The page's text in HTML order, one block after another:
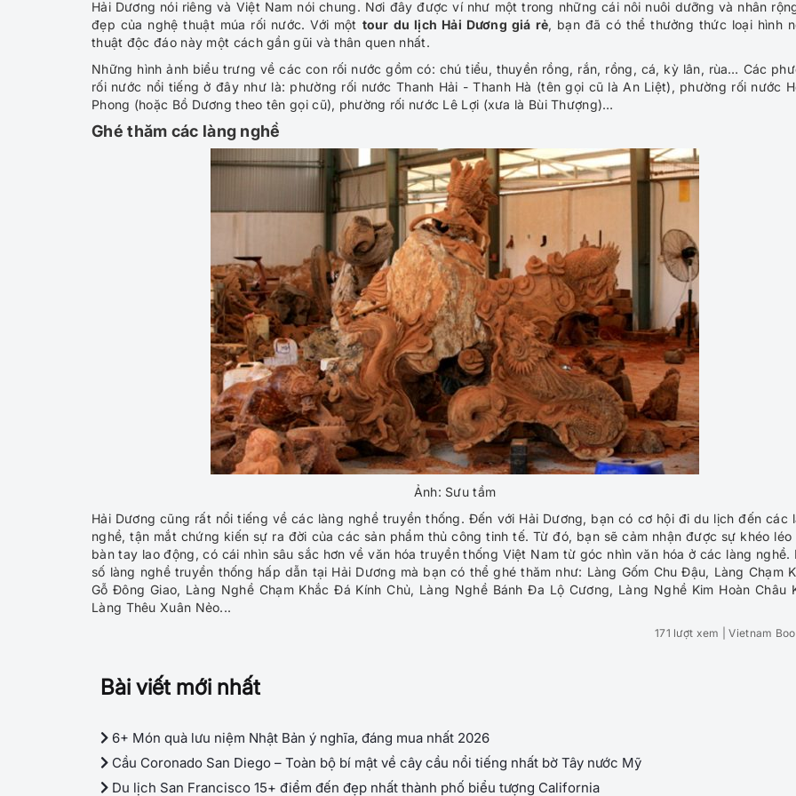
Hải Dương nói riêng và Việt Nam nói chung. Nơi đây được ví như một trong những cái nôi nuôi dưỡng và nhân
đẹp của nghệ thuật múa rối nước. Với một tour du lịch Hải Dương giá rẻ, bạn đã có thể thưởng thức loại hình
thuật độc đáo này một cách gần gũi và thân quen nhất.
Những hình ảnh biểu trưng về các con rối nước gồm có: chú tiểu, thuyền rồng, rắn, rồng, cá, kỳ lân, rùa… Các
rối nước nổi tiếng ở đây như là: phường rối nước Thanh Hải - Thanh Hà (tên gọi cũ là An Liệt), phường rối nước
Phong (hoặc Bồ Dương theo tên gọi cũ), phường rối nước Lê Lợi (xưa là Bùi Thượng)…
Ghé thăm các làng nghề
Ảnh: Sưu tầm
Hải Dương cũng rất nổi tiếng về các làng nghề truyền thống. Đến với Hải Dương, bạn có cơ hội đi du lịch đến các
nghề, tận mắt chứng kiến sự ra đời của các sản phẩm thủ công tinh tế. Từ đó, bạn sẽ cảm nhận được sự khéo léo
bàn tay lao động, có cái nhìn sâu sắc hơn về văn hóa truyền thống Việt Nam từ góc nhìn văn hóa ở các làng nghề.
số làng nghề truyền thống hấp dẫn tại Hải Dương mà bạn có thể ghé thăm như: Làng Gốm Chu Đậu, Làng Chạm
Gỗ Đông Giao, Làng Nghề Chạm Khắc Đá Kính Chủ, Làng Nghề Bánh Đa Lộ Cương, Làng Nghề Kim Hoàn Châu
Làng Thêu Xuân Nẻo...
171 lượt xem | Vietnam
Bài viết mới nhất
6+ Món quà lưu niệm Nhật Bản ý nghĩa, đáng mua nhất 2026
Cầu Coronado San Diego – Toàn bộ bí mật về cây cầu nổi tiếng nhất bờ Tây nước Mỹ
Du lịch San Francisco 15+ điểm đến đẹp nhất thành phố biểu tượng California